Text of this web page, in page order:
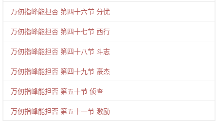
万仞指峰能担否 第四十六节 分忧
万仞指峰能担否 第四十七节 西行
万仞指峰能担否 第四十八节 斗志
万仞指峰能担否 第四十九节 豪杰
万仞指峰能担否 第五十节 侦查
万仞指峰能担否 第五十一节 激励